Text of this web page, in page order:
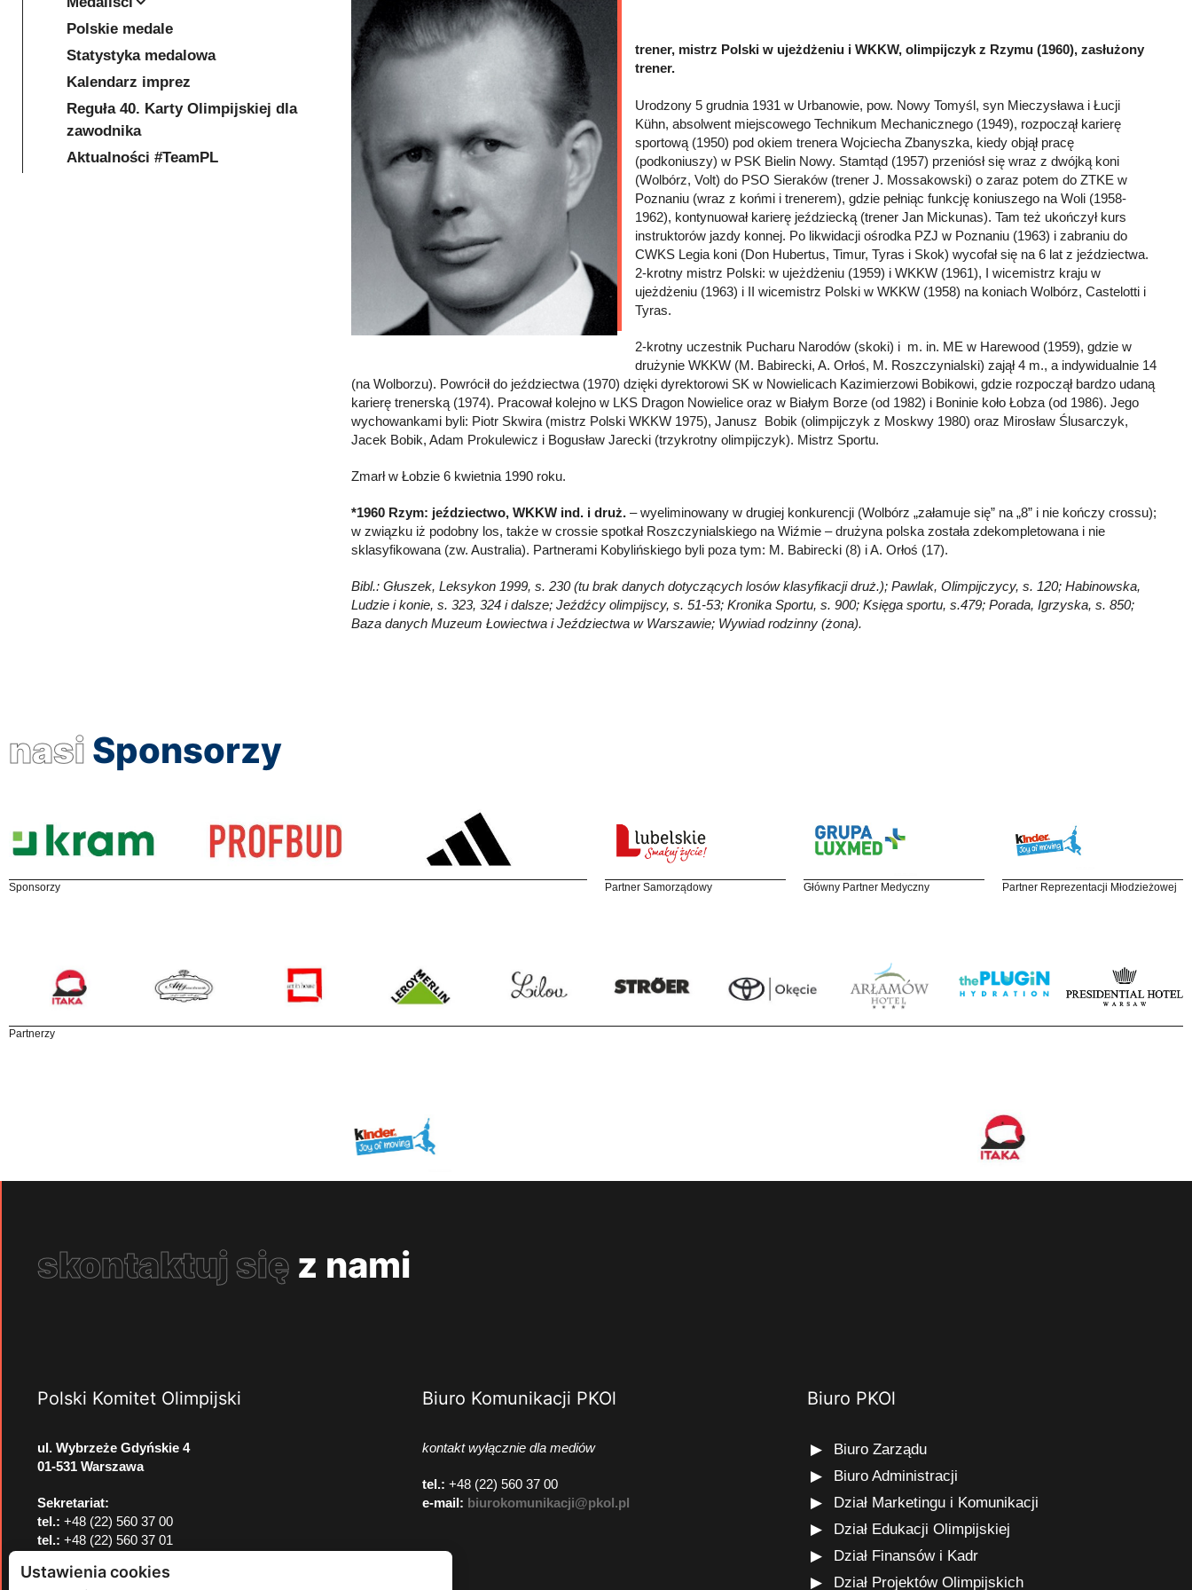
trener, mistrz Polski w ujeżdżeniu i WKKW, olimpijczyk z Rzymu (1960), zasłużony
trener.
Urodzony 5 grudnia 1931 w Urbanowie, pow. Nowy Tomyśl, syn Mieczysława i Łucji
Kühn, absolwent miejscowego Technikum Mechanicznego (1949), rozpoczął karierę
sportową (1950) pod okiem trenera Wojciecha Zbanyszka, kiedy objął pracę
(podkoniuszy) w PSK Bielin Nowy. Stamtąd (1957) przeniósł się wraz z dwójką koni
(Wolbórz, Volt) do PSO Sieraków (trener J. Mossakowski) o zaraz potem do ZTKE w
Poznaniu (wraz z końmi i trenerem), gdzie pełniąc funkcję koniuszego na Woli (1958-
1962), kontynuował karierę jeździecką (trener Jan Mickunas). Tam też ukończył kurs
instruktorów jazdy konnej. Po likwidacji ośrodka PZJ w Poznaniu (1963) i zabraniu do
CWKS Legia koni (Don Hubertus, Timur, Tyras i Skok) wycofał się na 6 lat z jeździectwa.
2-krotny mistrz Polski: w ujeżdżeniu (1959) i WKKW (1961), I wicemistrz kraju w
ujeżdżeniu (1963) i II wicemistrz Polski w WKKW (1958) na koniach Wolbórz, Castelotti i
Tyras.
2-krotny uczestnik Pucharu Narodów (skoki) i m. in. ME w Harewood (1959), gdzie w
drużynie WKKW (M. Babirecki, A. Orłoś, M. Roszczynialski) zajął 4 m., a indywidualnie 14
(na Wolborzu). Powrócił do jeździectwa (1970) dzięki dyrektorowi SK w Nowielicach Kazimierzowi Bobikowi, gdzie rozpoczął bardzo udaną
karierę trenerską (1974). Pracował kolejno w LKS Dragon Nowielice oraz w Białym Borze (od 1982) i Boninie koło Łobza (od 1986). Jego
wychowankami byli: Piotr Skwira (mistrz Polski WKKW 1975), Janusz Bobik (olimpijczyk z Moskwy 1980) oraz Mirosław Ślusarczyk,
Jacek Bobik, Adam Prokulewicz i Bogusław Jarecki (trzykrotny olimpijczyk). Mistrz Sportu.
Zmarł w Łobzie 6 kwietnia 1990 roku.
*1960 Rzym: jeździectwo, WKKW ind. i druż. – wyeliminowany w drugiej konkurencji (Wolbórz „załamuje się” na „8” i nie kończy crossu);
w związku iż podobny los, także w crossie spotkał Roszczynialskiego na Wiźmie – drużyna polska została zdekompletowana i nie
sklasyfikowana (zw. Australia). Partnerami Kobylińskiego byli poza tym: M. Babirecki (8) i A. Orłoś (17).
Bibl.: Głuszek, Leksykon 1999, s. 230 (tu brak danych dotyczących losów klasyfikacji druż.); Pawlak, Olimpijczycy, s. 120; Habinowska,
Ludzie i konie, s. 323, 324 i dalsze; Jeźdźcy olimpijscy, s. 51-53; Kronika Sportu, s. 900; Księga sportu, s.479; Porada, Igrzyska, s. 850;
Baza danych Muzeum Łowiectwa i Jeździectwa w Warszawie; Wywiad rodzinny (żona).
Polskie medale
Statystyka medalowa
Kalendarz imprez
Reguła 40. Karty Olimpijskiej dla
zawodnika
Aktualności #TeamPL
nasi Sponsorzy
Sponsorzy Partner Samorządowy Główny Partner Medyczny Partner Reprezentacji Młodzieżowej
Partnerzy
skontaktuj się z nami
Polski Komitet Olimpijski
ul. Wybrzeże Gdyńskie 4
01-531 Warszawa
Sekretariat:
tel.: +48 (22) 560 37 00
tel.: +48 (22) 560 37 01
Biuro Komunikacji PKOl
kontakt wyłącznie dla mediów
tel.: +48 (22) 560 37 00
e-mail: biurokomunikacji@pkol.pl
Biuro PKOl
Biuro Zarządu
Biuro Administracji
Dział Marketingu i Komunikacji
Dział Edukacji Olimpijskiej
Dział Finansów i Kadr
Dział Projektów Olimpijskich
Ustawienia cookies